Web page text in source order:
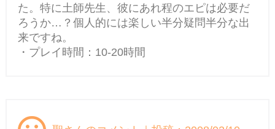
た。特に土師先生、彼にあれ程のエピは必要だ
ろうか…？個人的には楽しい半分疑問半分な出
来ですね。
・プレイ時間：10-20時間